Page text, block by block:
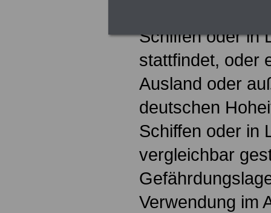
Schiffen oder in
stattfindet, oder
Ausland oder
deutschen
Schiffen oder in
vergleichbar
Verwendung im